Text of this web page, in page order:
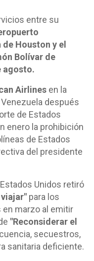
entre su
Houston y el
Bolívar de
agosto.
Airlines en la
después
de Estados
enero la prohibición
de Estados
del presidente
Unidos retiró
para los
en marzo al emitir
"Reconsiderar el
secuestros,
sanitaria deficiente.